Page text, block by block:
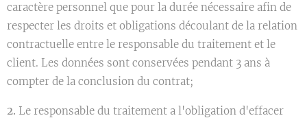
caractère personnel que pour la durée nécessaire afin de
respecter les droits et obligations découlant de la relation
contractuelle entre le responsable du traitement et le
client. Les données sont conservées pendant 3 ans à
compter de la conclusion du contrat;
2. Le responsable du traitement a l'obligation d'effacer